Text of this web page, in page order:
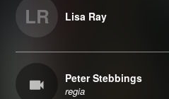
LR Lisa Ray
Peter Stebbings
regia